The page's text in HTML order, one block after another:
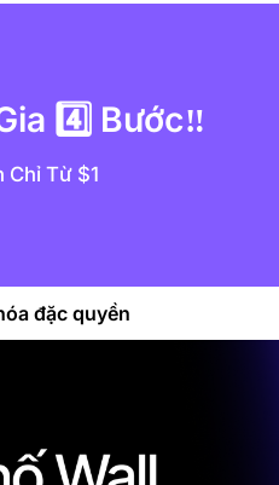
4️⃣ Bước‼️
Chỉ Từ $1
đặc quyền